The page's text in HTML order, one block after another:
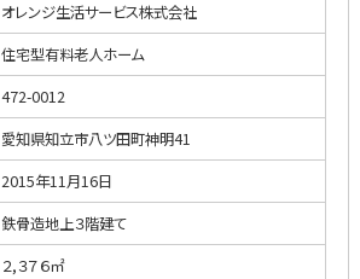
オレンジ生活サービス株式会社
住宅型有料老人ホーム
472-0012
愛知県知立市八ツ田町神明41
2015年11月16日
鉄骨造地上３階建て
２,３７６㎡